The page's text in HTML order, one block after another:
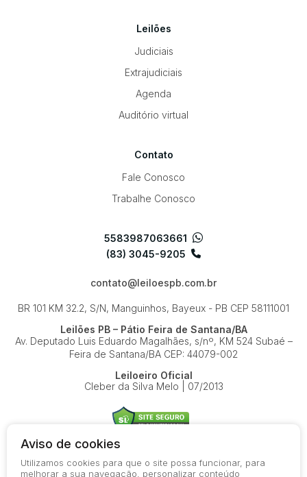
Leilões
Judiciais
Extrajudiciais
Agenda
Auditório virtual
Contato
Fale Conosco
Trabalhe Conosco
5583987063661
(83) 3045-9205
contato@leiloespb.com.br
BR 101 KM 32.2, S/N, Manguinhos, Bayeux - PB CEP 58111001
Leilões PB – Pátio Feira de Santana/BA
Av. Deputado Luis Eduardo Magalhães, s/nº, KM 524Subaé –
Feira de Santana/BA CEP: 44079-002
Leiloeiro Oficial
Cleber da Silva Melo | 07/2013
© 2026-present - Todos os direitos reservados
Aviso de cookies
Utilizamos cookies para que o site possa funcionar, para
melhorar a sua navegação, personalizar conteúdo